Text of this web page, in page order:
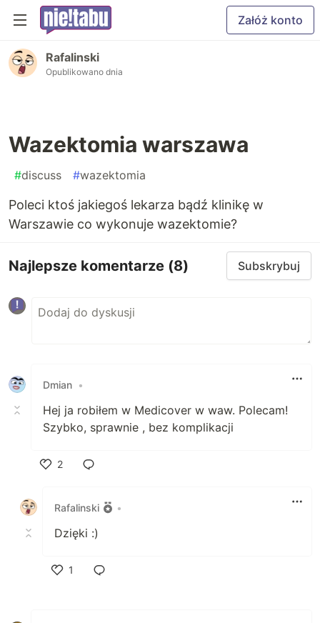
Załóż konto
Rafalinski
Opublikowano dnia
Wazektomia warszawa
#discuss #wazektomia
Poleci ktoś jakiegoś lekarza bądź klinikę w
Warszawie co wykonuje wazektomie?
Najlepsze komentarze (8) Subskrybuj
Dmian •
Hej ja robiłem w Medicover w waw. Polecam!
Szybko, sprawnie , bez komplikacji
2
Rafalinski
•
Dzięki :)
1